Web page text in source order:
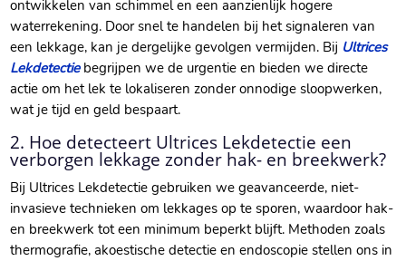
ontwikkelen van schimmel en een aanzienlijk hogere
waterrekening.​ Door snel te handelen bij het signaleren van
een lekkage, kan je dergelijke gevolgen vermijden.​ Bij Ultrices
Lekdetectiebegrijpen we de urgentie en bieden we directe
actie om het lek te lokaliseren zonder onnodige sloopwerken,
wat je tijd en geld bespaart.​
2.​ Hoe detecteert Ultrices Lekdetectie een
verborgen lekkage zonder hak- en breekwerk?
Bij Ultrices Lekdetectie gebruiken we geavanceerde, niet-
invasieve technieken om lekkages op te sporen, waardoor hak-
en breekwerk tot een minimum beperkt blijft.​ Methoden zoals
thermografie, akoestische detectie en endoscopie stellen ons in